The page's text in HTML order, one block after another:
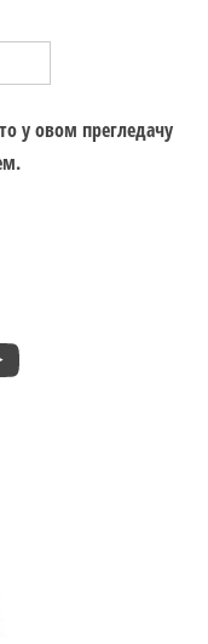
у овом прегледачу